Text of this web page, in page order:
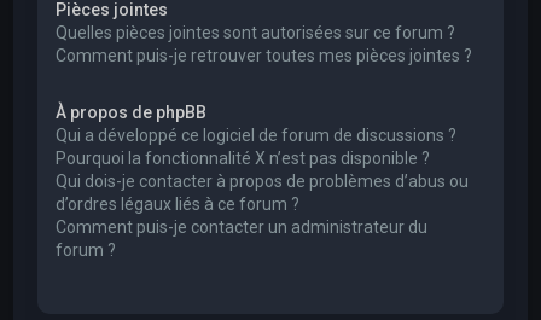
Pièces jointes
Quelles pièces jointes sont autorisées sur ce forum ?
Comment puis-je retrouver toutes mes pièces jointes ?
À propos de phpBB
Qui a développé ce logiciel de forum de discussions ?
Pourquoi la fonctionnalité X n’est pas disponible ?
Qui dois-je contacter à propos de problèmes d’abus ou
d’ordres légaux liés à ce forum ?
Comment puis-je contacter un administrateur du
forum ?